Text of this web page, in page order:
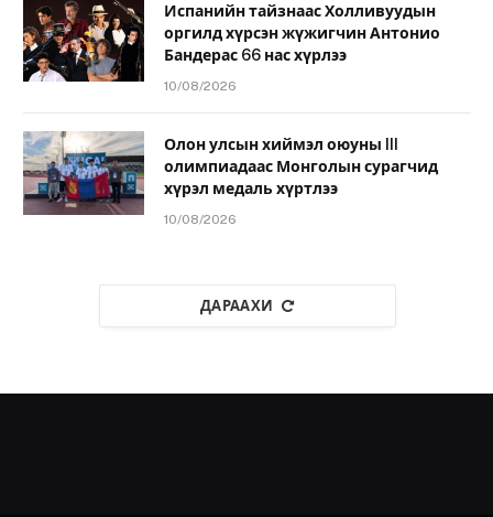
Испанийн тайзнаас Холливуудын
оргилд хүрсэн жүжигчин Антонио
Бандерас 66 нас хүрлээ
10/08/2026
Олон улсын хиймэл оюуны III
олимпиадаас Монголын сурагчид
хүрэл медаль хүртлээ
10/08/2026
ДАРААХИ